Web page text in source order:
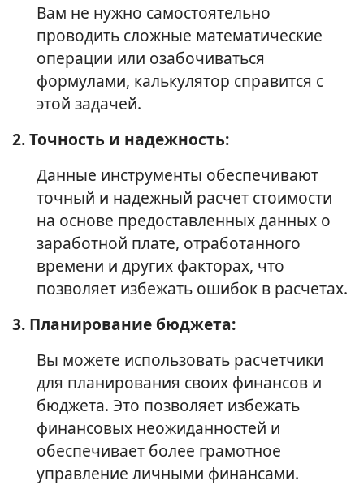
Вам не нужно самостоятельно
проводить сложные математические
операции или озабочиваться
формулами, калькулятор справится с
этой задачей.
2. Точность и надежность:
Данные инструменты обеспечивают
точный и надежный расчет стоимости
на основе предоставленных данных о
заработной плате, отработанного
времени и других факторах, что
позволяет избежать ошибок в расчетах.
3. Планирование бюджета:
Вы можете использовать расчетчики
для планирования своих финансов и
бюджета. Это позволяет избежать
финансовых неожиданностей и
обеспечивает более грамотное
управление личными финансами.